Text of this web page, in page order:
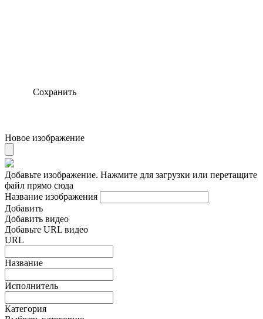
Сохранить
Новое изображение
Добавьте изображение. Нажмите для загрузки или перетащите
файл прямо сюда
Название изображения
Добавить
Добавить видео
Добавьте URL видео
URL
Название
Исполнитель
Категория